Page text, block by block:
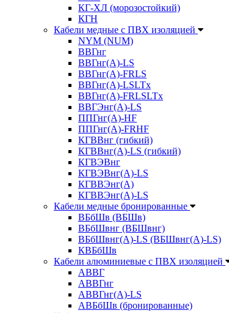
КГ-ХЛ (морозостойкий)
КГН
Кабели медные с ПВХ изоляцией
NYM (NUM)
ВВГнг
ВВГнг(А)-LS
ВВГнг(А)-FRLS
ВВГнг(A)-LSLTx
ВВГнг(A)-FRLSLTx
ВВГЭнг(А)-LS
ППГнг(А)-HF
ППГнг(А)-FRHF
КГВВнг (гибкий)
КГВВнг(А)-LS (гибкий)
КГВЭВнг
КГВЭВнг(А)-LS
КГВВЭнг(А)
КГВВЭнг(А)-LS
Кабели медные бронированные
ВБбШв (ВБШв)
ВБбШвнг (ВБШвнг)
ВБбШвнг(А)-LS (ВБШвнг(А)-LS)
КВБбШв
Кабели алюминиевые с ПВХ изоляцией
АВВГ
АВВГнг
АВВГнг(А)-LS
АВБбШв (бронированные)